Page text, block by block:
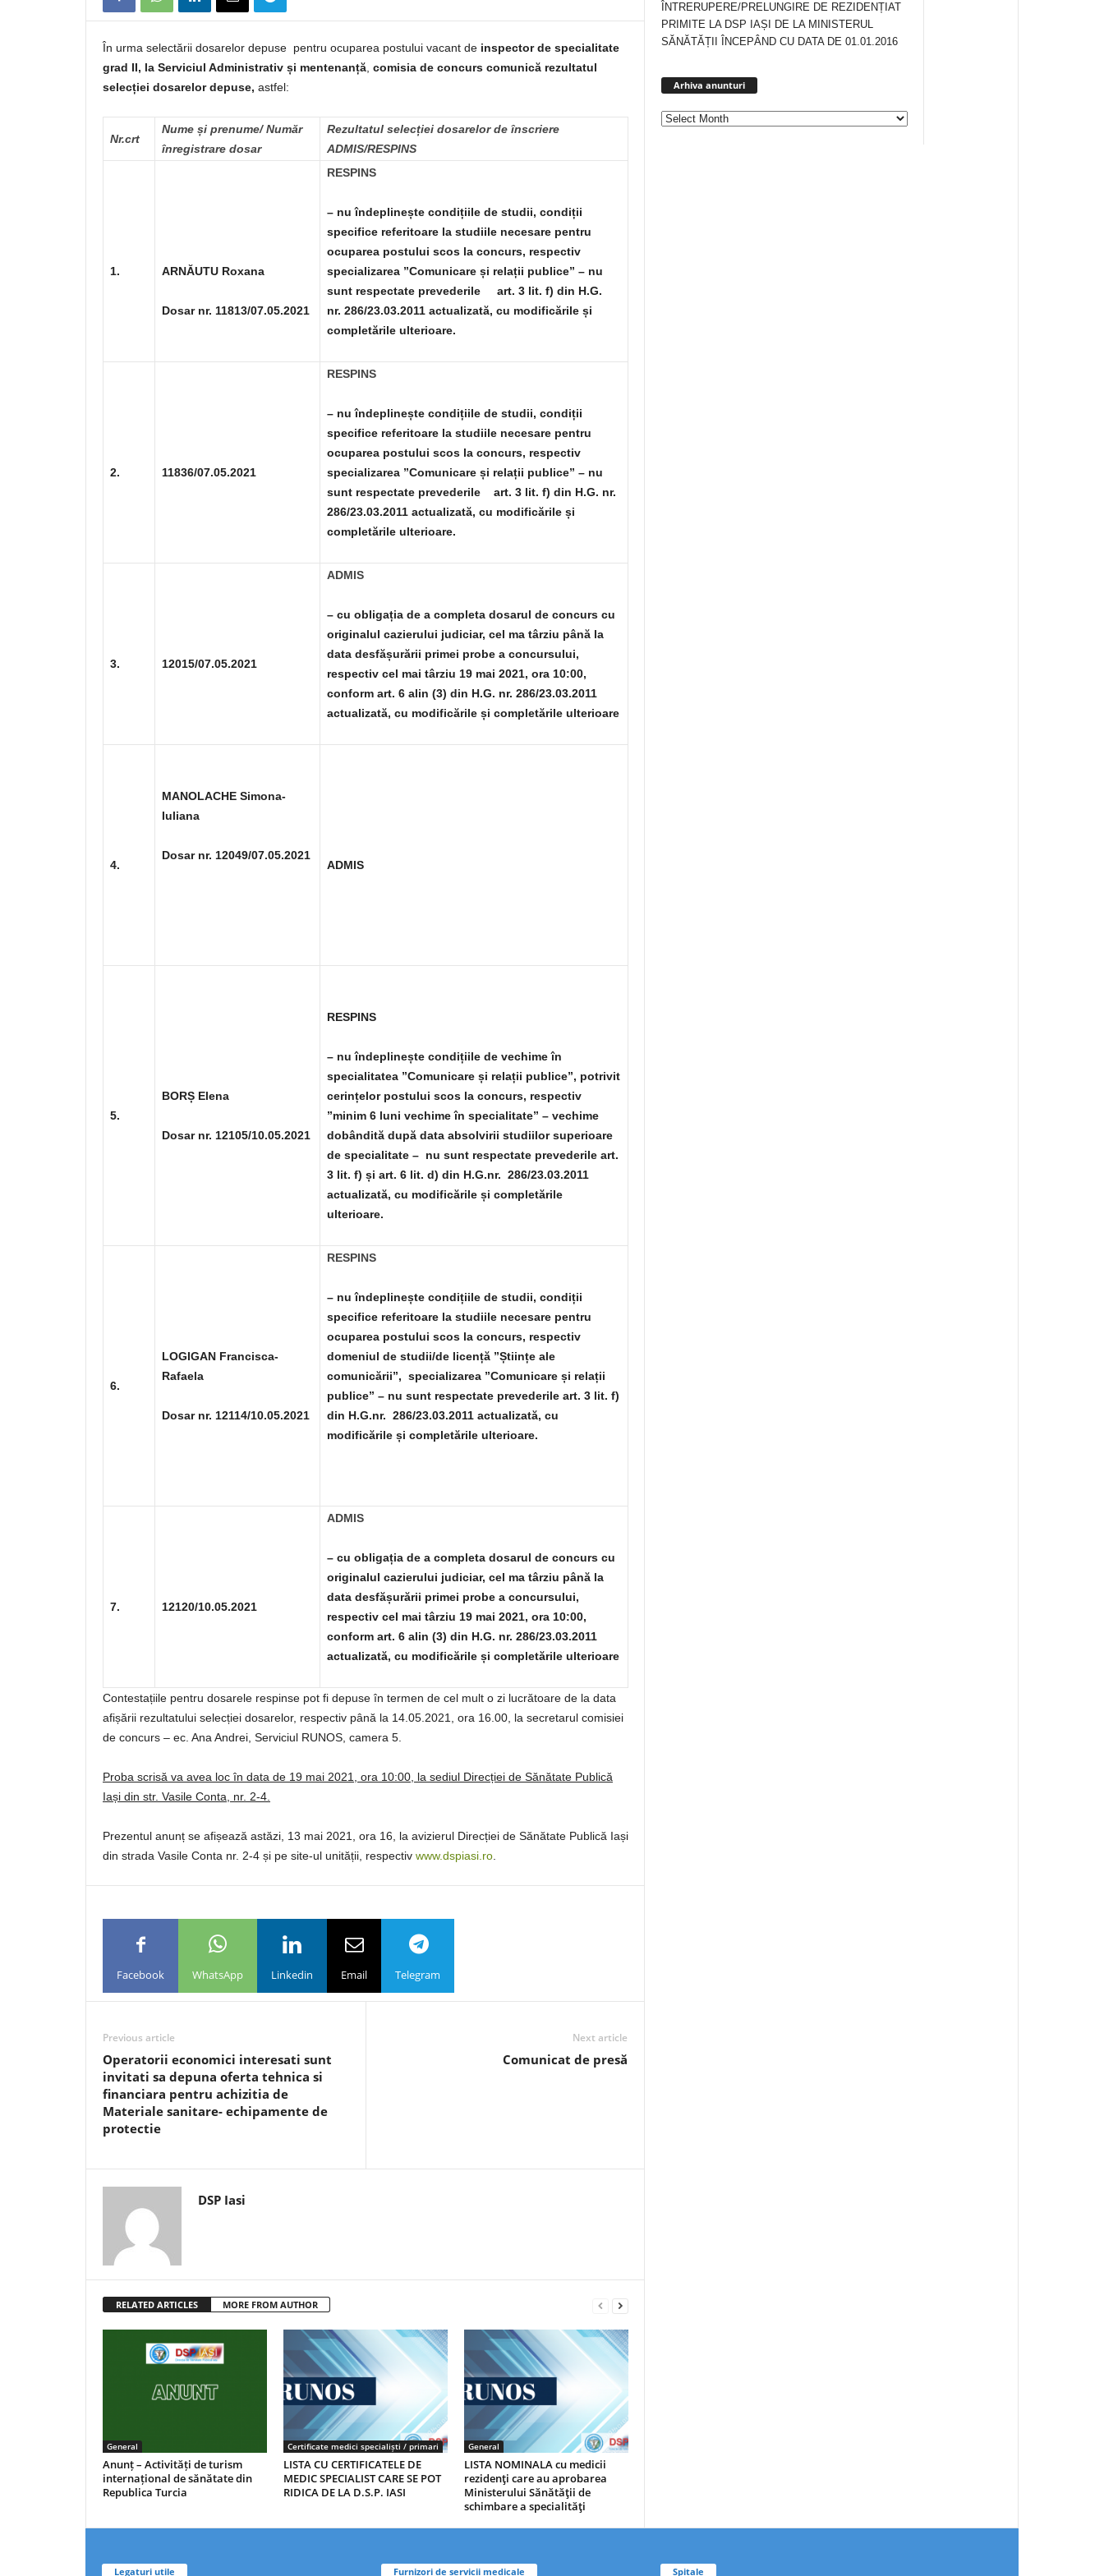
În urma selectării dosarelor depuse pentru ocuparea postului vacant de inspector de specialitate
grad II, la Serviciul Administrativ și mentenanță comisia de concurs comunică rezultatul
selecției dosarelor depuse, astfel:
Nr.crt
Nume și prenume/ Număr
înregistrare dosar
Rezultatul selecției dosarelor de înscriere
ADMIS/RESPINS
1. ARNĂUTU Roxana
Dosar nr. 11813/07.05.2021
RESPINS
– nu îndeplinește condițiile de studii, condiții
specifice referitoare la studiile necesare pentru
ocuparea postului scos la concurs, respectiv
specializarea ”Comunicare și relații publice” – nu
sunt respectate prevederile art. 3 lit. f) din H.G.
nr. 286/23.03.2011 actualizată, cu modificările și
completările ulterioare.
2. 11836/07.05.2021
RESPINS
– nu îndeplinește condițiile de studii, condiții
specifice referitoare la studiile necesare pentru
ocuparea postului scos la concurs, respectiv
specializarea ”Comunicare și relații publice” – nu
sunt respectate prevederile art. 3 lit. f) din H.G. nr.
286/23.03.2011 actualizată, cu modificările și
completările ulterioare.
3. 12015/07.05.2021
ADMIS
– cu obligația de a completa dosarul de concurs cu
originalul cazierului judiciar, cel ma târziu până la
data desfășurării primei probe a concursului,
respectiv cel mai târziu 19 mai 2021, ora 10:00,
conform art. 6 alin (3) din H.G. nr. 286/23.03.2011
actualizată, cu modificările și completările ulterioare
4.
MANOLACHE Simona-
Iuliana
Dosar nr. 12049/07.05.2021
ADMIS
5.
BORȘ Elena
Dosar nr. 12105/10.05.2021
RESPINS
– nu îndeplinește condițiile de vechime în
specialitatea ”Comunicare și relații publice”, potrivit
cerințelor postului scos la concurs, respectiv
”minim 6 luni vechime în specialitate” – vechime
dobândită după data absolvirii studiilor superioare
de specialitate – nu sunt respectate prevederile art.
3 lit. f) și art. 6 lit. d) din H.G.nr. 286/23.03.2011
actualizată, cu modificările și completările
ulterioare.
6.
LOGIGAN Francisca-
Rafaela
Dosar nr. 12114/10.05.2021
RESPINS
– nu îndeplinește condițiile de studii, condiții
specifice referitoare la studiile necesare pentru
ocuparea postului scos la concurs, respectiv
domeniul de studii/de licență ”Științe ale
comunicării”, specializarea ”Comunicare și relații
publice” – nu sunt respectate prevederile art. 3 lit. f)
din H.G.nr. 286/23.03.2011 actualizată, cu
modificările și completările ulterioare.
7. 12120/10.05.2021
ADMIS
– cu obligația de a completa dosarul de concurs cu
originalul cazierului judiciar, cel ma târziu până la
data desfășurării primei probe a concursului,
respectiv cel mai târziu 19 mai 2021, ora 10:00,
conform art. 6 alin (3) din H.G. nr. 286/23.03.2011
actualizată, cu modificările și completările ulterioare
Contestațiile pentru dosarele respinse pot fi depuse în termen de cel mult o zi lucrătoare de la data
afișării rezultatului selecției dosarelor, respectiv până la 14.05.2021, ora 16.00, la secretarul comisiei
de concurs – ec. Ana Andrei, Serviciul RUNOS, camera 5.
Proba scrisă va avea loc în data de 19 mai 2021, ora 10:00, la sediul Direcției de Sănătate Publică
Iași din str. Vasile Conta, nr. 2-4.
Prezentul anunț se afișează astăzi, 13 mai 2021, ora 16, la avizierul Direcției de Sănătate Publică Iași
din strada Vasile Conta nr. 2-4 și pe site-ul unității, respectiv www.dspiasi.ro
Facebook WhatsApp Linkedin Email Telegram
Previous article
Operatorii economici interesati sunt
invitati sa depuna oferta tehnica si
financiara pentru achizitia de
Materiale sanitare- echipamente de
protectie
Next article
Comunicat de presă
DSP Iasi
RELATED ARTICLES MORE FROM AUTHOR
General
Anunț – Activități de turism
internațional de sănătate din
Republica Turcia
Certificate medici specialiști / primari
LISTA CU CERTIFICATELE DE
MEDIC SPECIALIST CARE SE POT
RIDICA DE LA D.S.P. IASI
General
LISTA NOMINALA cu medicii
rezidenţi care au aprobarea
Ministerului Sănătăţii de
schimbare a specialităţi
ÎNTRERUPERE/PRELUNGIRE DE REZIDENȚIAT
PRIMITE LA DSP IAȘI DE LA MINISTERUL
SĂNĂTĂȚII ÎNCEPÂND CU DATA DE 01.01.2016
Arhiva anunturi
Legaturi utile Furnizori de servicii medicale Spitale